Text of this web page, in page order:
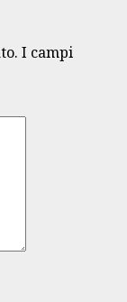
I campi